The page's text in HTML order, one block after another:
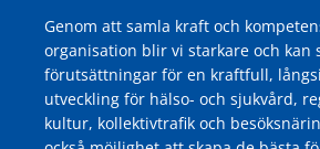
Genom att samla kraft och
organisation blir vi starkare och kan
förutsättningar för en kraftfull,
utveckling för hälso- och sjukvård,
kultur, kollektivtrafik och